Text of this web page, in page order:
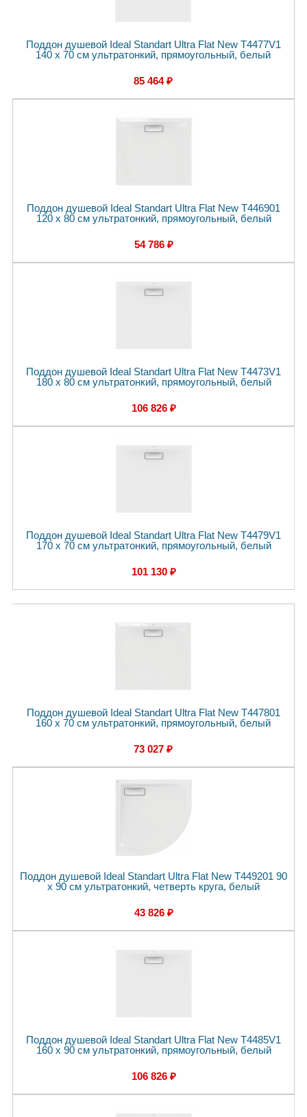
Поддон душевой Ideal Standart Ultra Flat New T4477V1
140 x 70 см ультратонкий, прямоугольный, белый
85 464 ₽
Поддон душевой Ideal Standart Ultra Flat New T446901
120 x 80 см ультратонкий, прямоугольный, белый
54 786 ₽
Поддон душевой Ideal Standart Ultra Flat New T4473V1
180 x 80 см ультратонкий, прямоугольный, белый
106 826 ₽
Поддон душевой Ideal Standart Ultra Flat New T4479V1
170 x 70 см ультратонкий, прямоугольный, белый
101 130 ₽
Поддон душевой Ideal Standart Ultra Flat New T447801
160 x 70 см ультратонкий, прямоугольный, белый
73 027 ₽
Поддон душевой Ideal Standart Ultra Flat New T449201 90
x 90 см ультратонкий, четверть круга, белый
43 826 ₽
Поддон душевой Ideal Standart Ultra Flat New T4485V1
160 x 90 см ультратонкий, прямоугольный, белый
106 826 ₽